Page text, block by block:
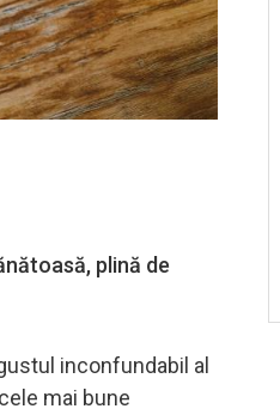
plină de
inconfundabil al
mai bune